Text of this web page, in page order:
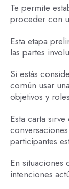
Te permite
proceder con
Esta etapa
las partes
Si estás
común usar
objetivos y
Esta carta
participantes
En situaciones
intenciones